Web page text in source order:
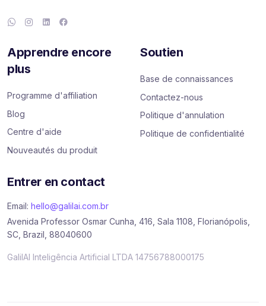
Apprendre encore
plus
Programme d'affiliation
Blog
Centre d'aide
Nouveautés du produit
Soutien
Base de connaissances
Contactez-nous
Politique d'annulation
Politique de confidentialité
Entrer en contact
Email: hello@galilai.com.br
Avenida Professor Osmar Cunha, 416, Sala 1108, Florianópolis,
SC, Brazil, 88040600
GalilAI Inteligência Artificial LTDA 14756788000175